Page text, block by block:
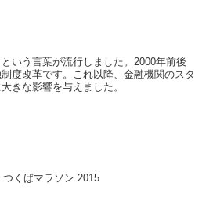
いう言葉が流行しました。2000年前後
度改革です。これ以降、金融機関のスタ
きな影響を与えました。
つくばマラソン 2015